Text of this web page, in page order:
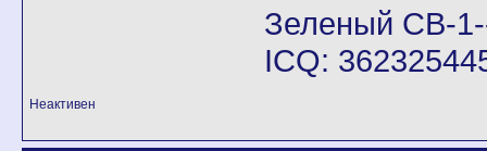
Зеленый CB-
ICQ:
Неактивен